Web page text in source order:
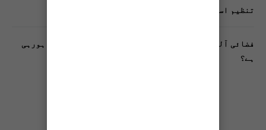
تنظیم اسلامی کے زیرِ اہتمام ملک گیر آگاہی مہم!
فضائی آلودگی انسانی دماغ کیلیے کیسے خطرناک ثابت ہورہی
ہے؟